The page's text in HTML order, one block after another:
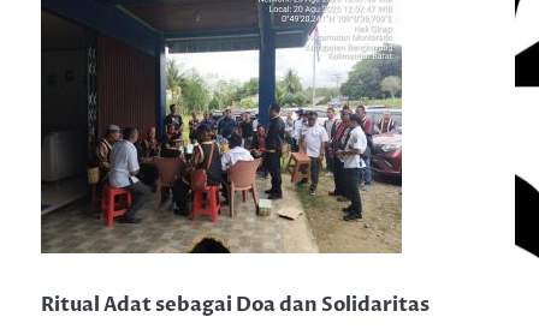
Ritual Adat sebagai Doa dan Solidaritas